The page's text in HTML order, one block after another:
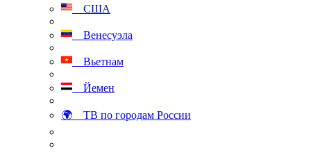
США
Венесуэла
Вьетнам
Йемен
🌍 ТВ по городам России